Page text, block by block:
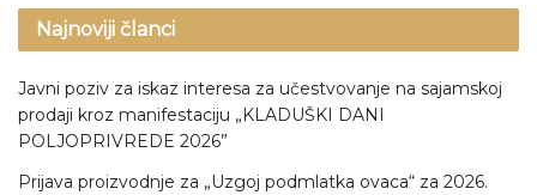
Najnoviji članci
Javni poziv za iskaz interesa za učestvovanje na sajamskoj
prodaji kroz manifestaciju „KLADUŠKI DANI
POLJOPRIVREDE 2026”
Prijava proizvodnje za „Uzgoj podmlatka ovaca“ za 2026.